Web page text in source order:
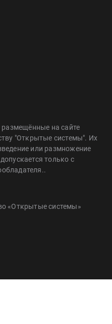
размещённые на сайте
"Открытые системы". Их
или размножение
только с
«Открытые системы»